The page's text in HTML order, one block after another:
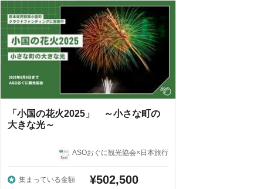
「小国の花火2025」 ～小さな町の
大きな光～
ASOおぐに観光協会×日本旅行
集まっている金額 ¥502,500